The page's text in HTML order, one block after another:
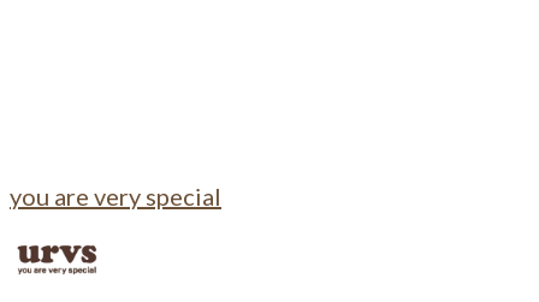
you are very special